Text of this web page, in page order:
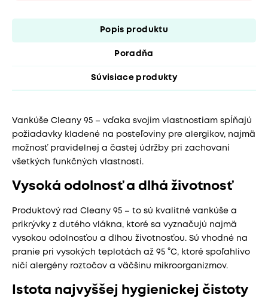
Popis produktu
Poradňa
Súvisiace produkty
Vankúše Cleany 95 – vďaka svojim vlastnostiam spĺňajú
požiadavky kladené na posteľoviny pre alergikov, najmä
možnosť pravidelnej a častej údržby pri zachovaní
všetkých funkčných vlastností.
Vysoká odolnosť a dlhá životnosť
Produktový rad Cleany 95 – to sú kvalitné vankúše a
prikrývky z dutého vlákna, ktoré sa vyznačujú najmä
vysokou odolnosťou a dlhou životnosťou. Sú vhodné na
pranie pri vysokých teplotách až 95 °C, ktoré spoľahlivo
ničí alergény roztočov a väčšinu mikroorganizmov.
Istota najvyššej hygienickej čistoty